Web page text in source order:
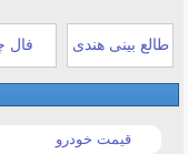
طالع بینی هندی فال
قیمت خودرو